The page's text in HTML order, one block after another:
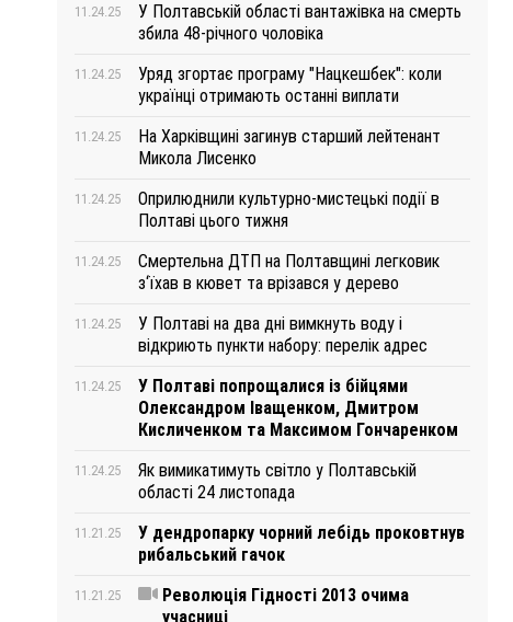
11.24.25
У Полтавській області вантажівка на смерть
збила 48-річного чоловіка
11.24.25
Уряд згортає програму "Нацкешбек": коли
українці отримають останні виплати
11.24.25
На Харківщині загинув старший лейтенант
Микола Лисенко
11.24.25
Оприлюднили культурно-мистецькі події в
Полтаві цього тижня
11.24.25
Смертельна ДТП на Полтавщині легковик
з‘їхав в кювет та врізався у дерево
11.24.25
У Полтаві на два дні вимкнуть воду і
відкриють пункти набору: перелік адрес
11.24.25
У Полтаві попрощалися із бійцями
Олександром Іващенком, Дмитром
Кисличенком та Максимом Гончаренком
11.24.25
Як вимикатимуть світло у Полтавській
області 24 листопада
11.21.25
У дендропарку чорний лебідь проковтнув
рибальський гачок
11.21.25
Революція Гідності 2013 очима
учасниці